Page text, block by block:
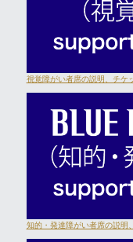
視覚障がい者席の説明、チケ
知的・発達障がい者席の説明